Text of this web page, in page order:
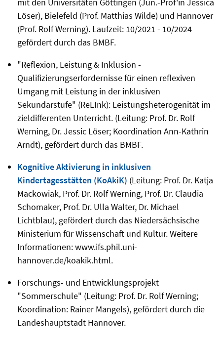
mit den Universitäten Göttingen (Jun.-Prof'in Jessica
Löser), Bielefeld (Prof. Matthias Wilde) und Hannover
(Prof. Rolf Werning). Laufzeit: 10/2021 - 10/2024
gefördert durch das BMBF.
"Reflexion, Leistung & Inklusion -
Qualifizierungserfordernisse für einen reflexiven
Umgang mit Leistung in der inklusiven
Sekundarstufe" (ReLInk): Leistungsheterogenität im
zieldifferenten Unterricht. (Leitung: Prof. Dr. Rolf
Werning, Dr. Jessic Löser; Koordination Ann-Kathrin
Arndt), gefördert durch das BMBF.
Kognitive Aktivierung in inklusiven
Kindertagesstätten (KoAkiK) (Leitung: Prof. Dr. Katja
Mackowiak, Prof. Dr. Rolf Werning, Prof. Dr. Claudia
Schomaker, Prof. Dr. Ulla Walter, Dr. Michael
Lichtblau), gefördert durch das Niedersächsische
Ministerium für Wissenschaft und Kultur. Weitere
Informationen: www.ifs.phil.uni-
hannover.de/koakik.html.
Forschungs- und Entwicklungsprojekt
"Sommerschule" (Leitung: Prof. Dr. Rolf Werning;
Koordination: Rainer Mangels), gefördert durch die
Landeshauptstadt Hannover.